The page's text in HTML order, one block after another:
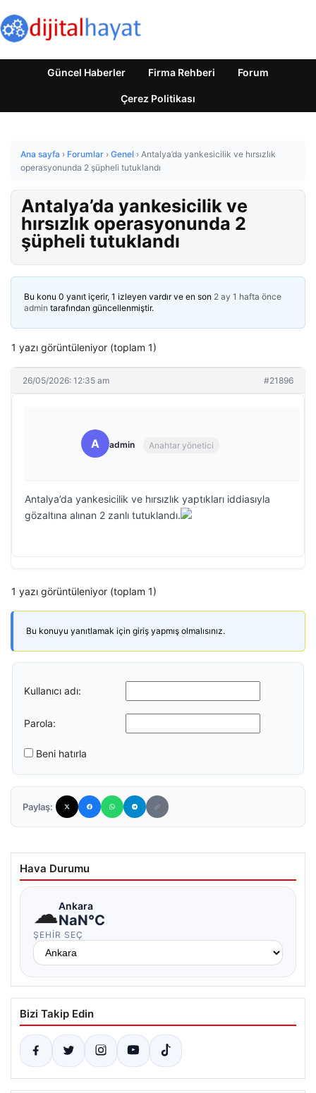
Güncel Haberler Firma Rehberi Forum
Çerez Politikası
Ana sayfa › Forumlar › Genel › Antalya’da yankesicilik ve hırsızlık
operasyonunda 2 şüpheli tutuklandı
Antalya’da yankesicilik ve
hırsızlık operasyonunda 2
şüpheli tutuklandı
Bu konu 0 yanıt içerir, 1 izleyen vardır ve en son 2 ay 1 hafta önce
admin tarafından güncellenmiştir.
1 yazı görüntüleniyor (toplam 1)
26/05/2026: 12:35 am #21896
A admin Anahtar yönetici
Antalya’da yankesicilik ve hırsızlık yaptıkları iddiasıyla
gözaltına alınan 2 zanlı tutuklandı.
1 yazı görüntüleniyor (toplam 1)
Bu konuyu yanıtlamak için giriş yapmış olmalısınız.
Kullanıcı adı:
Parola:
Beni hatırla
Paylaş:
Hava Durumu
☁Ankara
NaN°C
ŞEHIR SEÇ
Bizi Takip Edin